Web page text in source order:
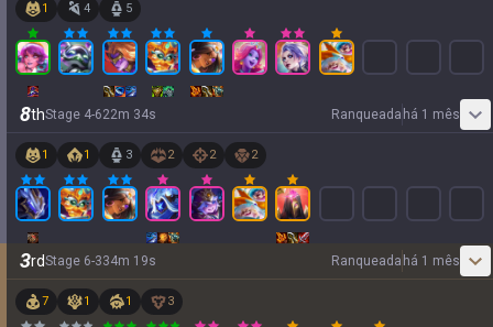
1 4 5
8thStage 4-622m 34s Ranqueada há 1 mês
1 1 3 2 2 2
3rdStage 6-334m 19s Ranqueada há 1 mês
7 1 1 3